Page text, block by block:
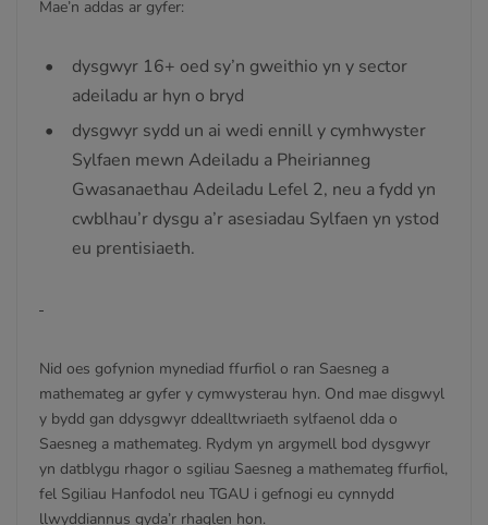
Mae’n addas ar gyfer:
dysgwyr 16+ oed sy’n gweithio yn y sector
adeiladu ar hyn o bryd
dysgwyr sydd un ai wedi ennill y cymhwyster
Sylfaen mewn Adeiladu a Pheirianneg
Gwasanaethau Adeiladu Lefel 2, neu a fydd yn
cwblhau’r dysgu a’r asesiadau Sylfaen yn ystod
eu prentisiaeth.
Nid oes gofynion mynediad ffurfiol o ran Saesneg a
mathemateg ar gyfer y cymwysterau hyn. Ond mae disgwyl
y bydd gan ddysgwyr ddealltwriaeth sylfaenol dda o
Saesneg a mathemateg. Rydym yn argymell bod dysgwyr
yn datblygu rhagor o sgiliau Saesneg a mathemateg ffurfiol,
fel Sgiliau Hanfodol neu TGAU i gefnogi eu cynnydd
llwyddiannus gyda’r rhaglen hon.